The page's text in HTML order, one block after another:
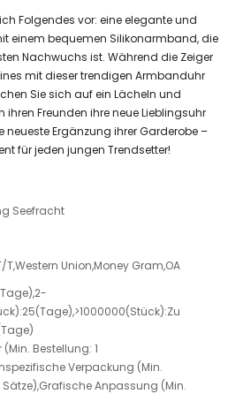
Folgendes vor: eine elegante und
einem bequemen Silikonarmband, die
Nachwuchs ist. Während die Zeiger
mit dieser trendigen Armbanduhr
Sie sich auf ein Lächeln und
ihren Freunden ihre neue Lieblingsuhr
neueste Ergänzung ihrer Garderobe –
für jeden jungen Trendsetter!
Seefracht
T,Western Union,Money Gram,OA
Bestellung: 1
Verpackung (Min.
Sätze),Grafische Anpassung (Min.